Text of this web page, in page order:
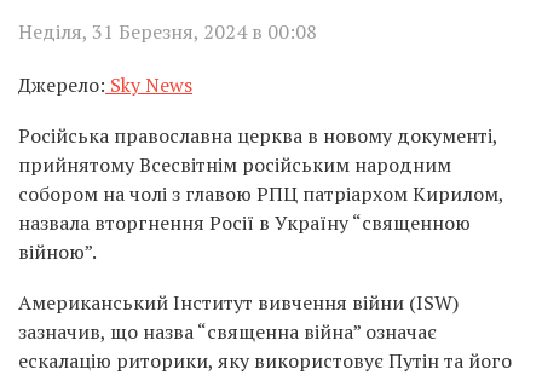
Неділя, 31 Березня, 2024 в 00:08
Джерело: Sky News
Російська православна церква в новому документі,
прийнятому Всесвітнім російським народним
собором на чолі з главою РПЦ патріархом Кирилом,
назвала вторгнення Росії в Україну “священною
війною”.
Американський Інститут вивчення війни (ISW)
зазначив, що назва “священна війна” означає
ескалацію риторики, яку використовує Путін та його